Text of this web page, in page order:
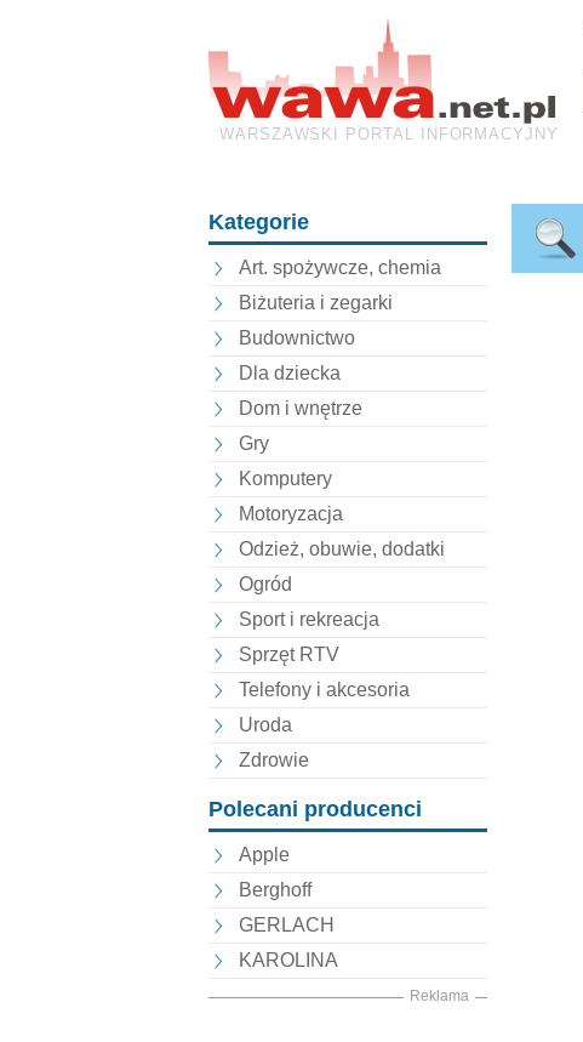
WARSZAWSKI PORTAL INFORMACYJNY
Kategorie
Art. spożywcze, chemia
Biżuteria i zegarki
Budownictwo
Dla dziecka
Dom i wnętrze
Gry
Komputery
Motoryzacja
Odzież, obuwie, dodatki
Ogród
Sport i rekreacja
Sprzęt RTV
Telefony i akcesoria
Uroda
Zdrowie
Polecani producenci
Apple
Berghoff
GERLACH
KAROLINA
Reklama